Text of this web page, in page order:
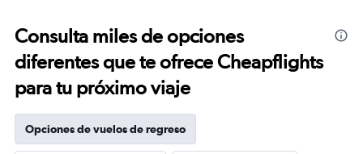
Consulta miles de opciones
diferentes que te ofrece Cheapflights
para tu próximo viaje
Opciones de vuelos de regreso